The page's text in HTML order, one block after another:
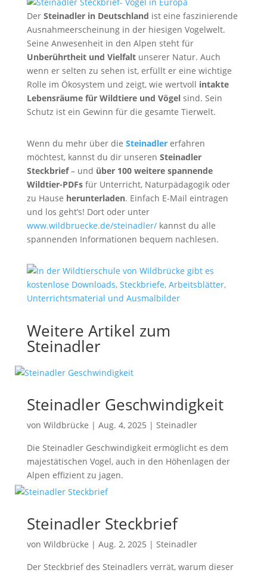
Der Steinadler in Deutschland ist eine faszinierende
Ausnahmeerscheinung in der hiesigen Vogelwelt.
Seine Anwesenheit in den Alpen steht für
Unberührtheit und Vielfaltunserer Natur. Auch
wenn er selten zu sehen ist, erfüllt er eine wichtige
Rolle im Ökosystem und zeigt, wie wertvoll intakte
Lebensräume für Wildtiere und Vögelsind. Sein
Schutz ist ein Gewinn für die gesamte Tierwelt.
Wenn du mehr über die Steinadler erfahren
möchtest, kannst du dir unseren Steinadler
Steckbrief– und über 100 weitere spannende
Wildtier-PDFsfür Unterricht, Naturpädagogik oder
zu Hause herunterladen. Einfach E-Mail eintragen
und los geht’s! Dort oder unter
www.wildbruecke.de/steinadler/kannst du alle
spannenden Informationen bequem nachlesen.
Weitere Artikel zum
Steinadler
Steinadler Geschwindigkeit
von Wildbrücke | Aug. 4, 2025 | Steinadler
Die Steinadler Geschwindigkeit ermöglicht es dem
majestätischen Vogel, auch in den Höhenlagen der
Alpen effizient zu jagen.
Steinadler Steckbrief
von Wildbrücke | Aug. 2, 2025 | Steinadler
Der Steckbrief des Steinadlers verrät, warum dieser